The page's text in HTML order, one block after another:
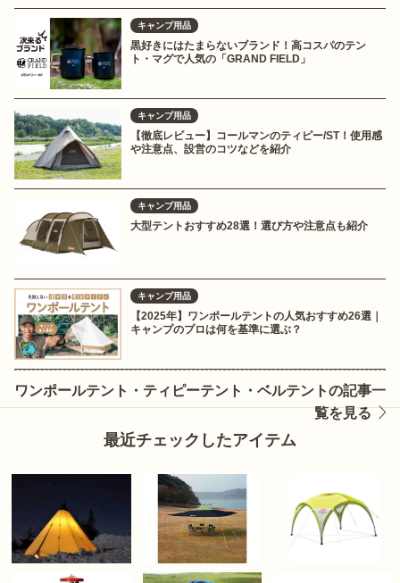
キャンプ用品
黒好きにはたまらないブランド！高コスパのテン
ト・マグで人気の「GRAND FIELD」
キャンプ用品
【徹底レビュー】コールマンのティピー/ST！使用感
や注意点、設営のコツなどを紹介
キャンプ用品
大型テントおすすめ28選！選び方や注意点も紹介
キャンプ用品
【2025年】ワンポールテントの人気おすすめ26選｜
キャンプのプロは何を基準に選ぶ？
ワンポールテント・ティピーテント・ベルテントの記事一
覧を見る
最近チェックしたアイテム